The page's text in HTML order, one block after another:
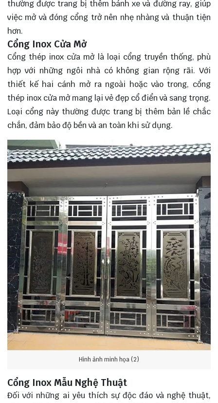
thường được trang bị thêm bánh xe và đường ray, giúp
việc mở và đóng cổng trở nên nhẹ nhàng và thuận tiện
hơn.
Cổng Inox Cửa Mở
Cổng thép inox cửa mở là loại cổng truyền thống, phù
hợp với những ngôi nhà có không gian rộng rãi. Với
thiết kế hai cánh mở ra ngoài hoặc vào trong, cổng
thép inox cửa mở mang lại vẻ đẹp cổ điển và sang trọng.
Loại cổng này thường được trang bị thêm bản lề chắc
chắn, đảm bảo độ bền và an toàn khi sử dụng.
Hình ảnh minh họa (2)
Cổng Inox Mẫu Nghệ Thuật
Đối với những ai yêu thích sự độc đáo và nghệ thuật,